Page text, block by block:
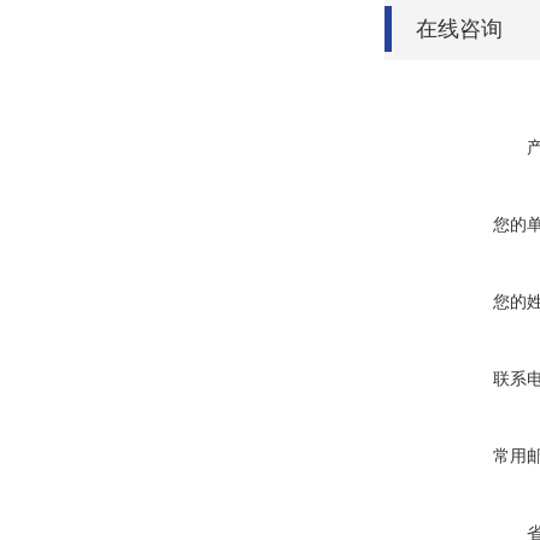
在线咨询
您的
您的
联系
常用